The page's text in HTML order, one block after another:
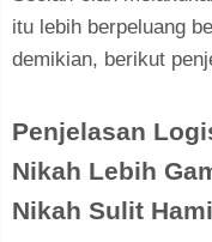
itu lebih berpeluang
demikian, berikut
Penjelasan
Nikah Lebih
Nikah Sulit